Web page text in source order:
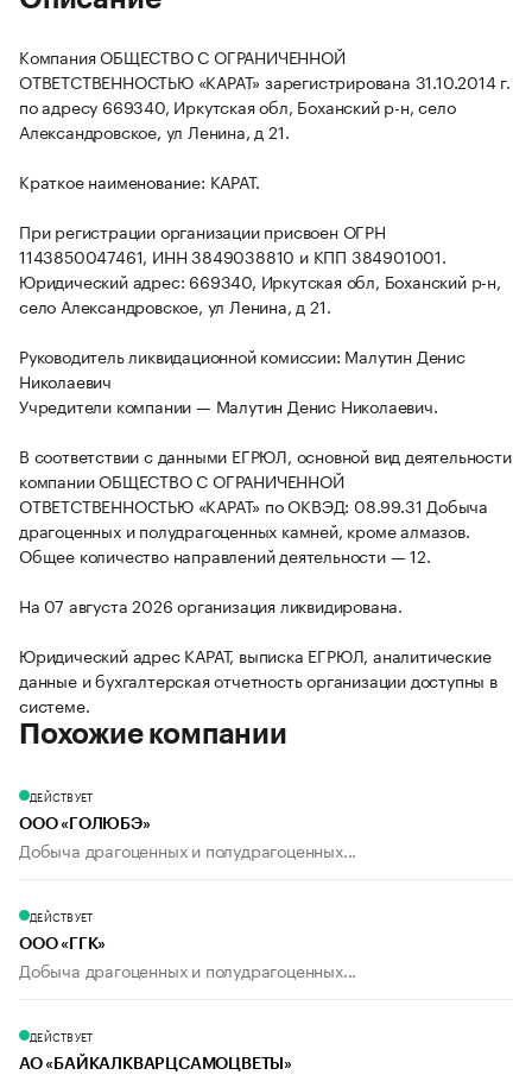
Компания ОБЩЕСТВО С ОГРАНИЧЕННОЙ
ОТВЕТСТВЕННОСТЬЮ «КАРАТ» зарегистрирована 31.10.2014 г.
по адресу 669340, Иркутская обл, Боханский р-н, село
Александровское, ул Ленина, д 21.
Краткое наименование: КАРАТ.
При регистрации организации присвоен ОГРН
1143850047461, ИНН 3849038810 и КПП 384901001.
Юридический адрес: 669340, Иркутская обл, Боханский р-н,
село Александровское, ул Ленина, д 21.
Руководитель ликвидационной комиссии: Малутин Денис
Николаевич
Учредители компании — Малутин Денис Николаевич.
В соответствии с данными ЕГРЮЛ, основной вид деятельности
компании ОБЩЕСТВО С ОГРАНИЧЕННОЙ
ОТВЕТСТВЕННОСТЬЮ «КАРАТ» по ОКВЭД: 08.99.31 Добыча
драгоценных и полудрагоценных камней, кроме алмазов.
Общее количество направлений деятельности — 12.
На 07 августа 2026 организация ликвидирована.
Юридический адрес КАРАТ, выписка ЕГРЮЛ, аналитические
данные и бухгалтерская отчетность организации доступны в
системе.
Похожие компании
ДЕЙСТВУЕТ
ООО «ГОЛЮБЭ»
Добыча драгоценных и полудрагоценных...
ДЕЙСТВУЕТ
ООО «ГГК»
Добыча драгоценных и полудрагоценных...
ДЕЙСТВУЕТ
АО «БАЙКАЛКВАРЦСАМОЦВЕТЫ»